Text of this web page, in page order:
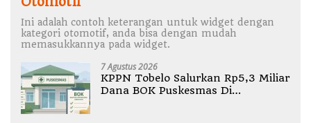
Ini adalah contoh keterangan untuk widget dengan
kategori otomotif, anda bisa dengan mudah
memasukkannya pada widget.
7 Agustus 2026
KPPN Tobelo Salurkan Rp5,3 Miliar
Dana BOK Puskesmas Di